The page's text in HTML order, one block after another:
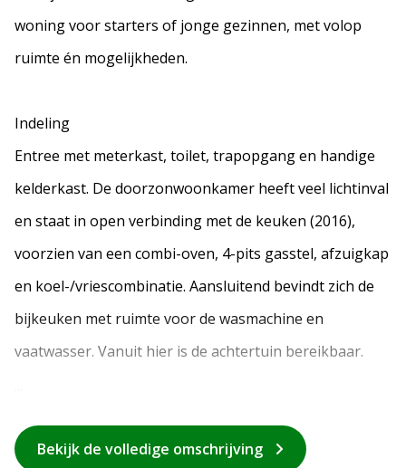
woning voor starters of jonge gezinnen, met volop
ruimte én mogelijkheden.
Indeling
Entree met meterkast, toilet, trapopgang en handige
kelderkast. De doorzonwoonkamer heeft veel lichtinval
en staat in open verbinding met de keuken (2016),
voorzien van een combi-oven, 4-pits gasstel, afzuigkap
en koel-/vriescombinatie. Aansluitend bevindt zich de
bijkeuken met ruimte voor de wasmachine en
vaatwasser. Vanuit hier is de achtertuin bereikbaar.
Bekijk de volledige omschrijving